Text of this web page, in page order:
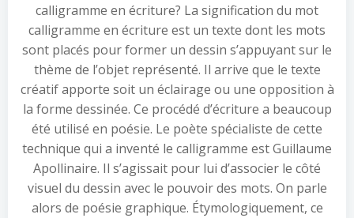
calligramme en écriture? La signification du mot
calligramme en écriture est un texte dont les mots
sont placés pour former un dessin s’appuyant sur le
thème de l’objet représenté. Il arrive que le texte
créatif apporte soit un éclairage ou une opposition à
la forme dessinée. Ce procédé d’écriture a beaucoup
été utilisé en poésie. Le poète spécialiste de cette
technique qui a inventé le calligramme est Guillaume
Apollinaire. Il s’agissait pour lui d’associer le côté
visuel du dessin avec le pouvoir des mots. On parle
alors de poésie graphique. Étymologiquement, ce